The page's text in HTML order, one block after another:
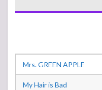
Mrs. GREEN APPLE
My Hair is Bad